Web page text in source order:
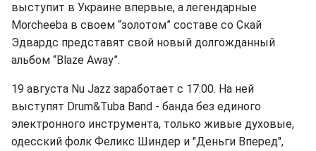
выступит в Украине впервые, а легендарные
Morcheeba в своем “золотом” составе со Скай
Эдвардс представят свой новый долгожданный
альбом “Blaze Away”.
19 августа Nu Jazz заработает с 17:00. На ней
выступят Drum&Tuba Band - банда без единого
электронного инструмента, только живые духовые,
одесский фолк Феликс Шиндер и "Деньги Вперед",